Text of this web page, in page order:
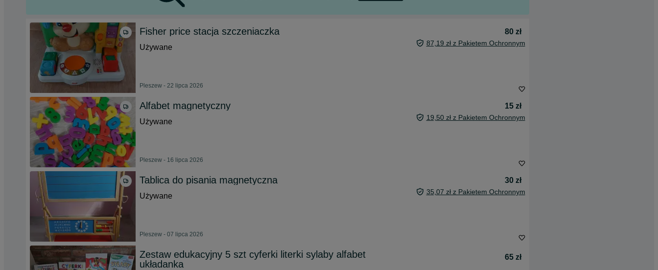
Fisher price stacja szczeniaczka
80 zł
Używane
87,19 zł z Pakietem Ochronnym
Pleszew - 22 lipca 2026
Alfabet magnetyczny
15 zł
Używane
19,50 zł z Pakietem Ochronnym
Pleszew - 16 lipca 2026
Tablica do pisania magnetyczna
30 zł
Używane
35,07 zł z Pakietem Ochronnym
Pleszew - 07 lipca 2026
Zestaw edukacyjny 5 szt cyferki literki sylaby alfabet
układanka
65 zł